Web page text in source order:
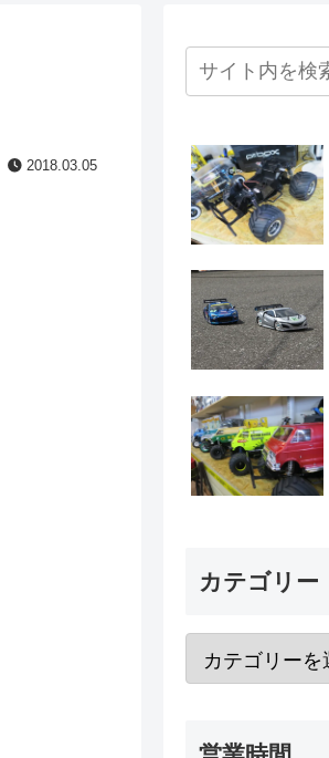
2018.03.05
カテゴリー